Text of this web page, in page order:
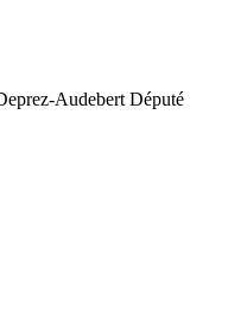
Audebert Député